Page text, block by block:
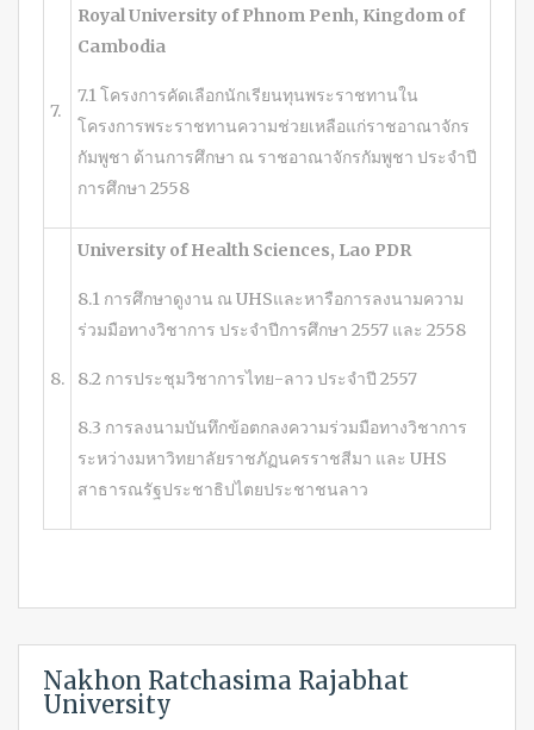
7.
Royal University of Phnom Penh, Kingdom of
Cambodia
7.1 โครงการคัดเลือกนักเรียนทุนพระราชทานใน
โครงการพระราชทานความช่วยเหลือแก่ราชอาณาจักร
กัมพูชา ด้านการศึกษา ณ ราชอาณาจักรกัมพูชา ประจำปี
การศึกษา 2558
8.
University of Health Sciences, Lao PDR
8.1 การศึกษาดูงาน ณ UHSและหารือการลงนามความ
ร่วมมือทางวิชาการ ประจำปีการศึกษา 2557 และ 2558
8.2 การประชุมวิชาการไทย-ลาว ประจำปี 2557
8.3 การลงนามบันทึกข้อตกลงความร่วมมือทางวิชาการ
ระหว่างมหาวิทยาลัยราชภัฏนครราชสีมา และ UHS
สาธารณรัฐประชาธิปไตยประชาชนลาว
Nakhon Ratchasima Rajabhat
University